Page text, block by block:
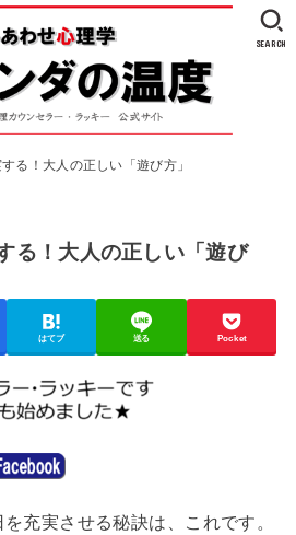
SEARCH
る！大人の正しい「遊び方」
る！大人の正しい「遊び
はてブ 送る Pocket
充実させる秘訣は、これです。